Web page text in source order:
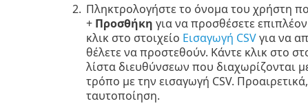
2. Πληκτρολογήστε το όνομα του χρήστη
+ Προσθήκη για να προσθέσετε
κλικ στο στοιχείο Εισαγωγή CSVγια να
θέλετε να προστεθούν. Κάντε κλικ στο
λίστα διευθύνσεων που διαχωρίζονται
τρόπο με την εισαγωγή CSV.
ταυτοποίηση.